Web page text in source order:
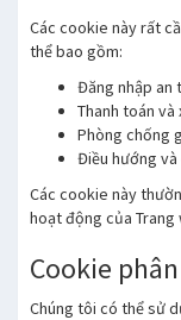
Các cookie này rất
thể bao gồm:
Đăng nhập an
Thanh toán
Phòng chống
Điều hướng
Các cookie này
hoạt động của Trang
Cookie
Chúng tôi có thể sử